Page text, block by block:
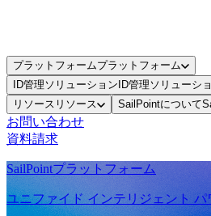
プラットフォームプラットフォーム
ID管理ソリューション ID管理ソリューシ
リソース リソース SailPointについて
お問い合わせ
資料請求
SailPointプラットフォーム
ユニファイド インテリジェント パ